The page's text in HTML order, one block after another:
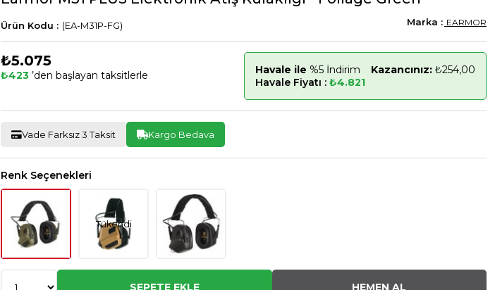
(EA-M31P-FG) EARMOR
₺5.075
₺423 ’den başlayan taksitlerle Havale ile %5 İndirim Kazancınız: ₺254,00
Havale Fiyatı : ₺4.821
Vade Farksız 3 Taksit Kargo Bedava
Renk Seçenekleri
Tükendi